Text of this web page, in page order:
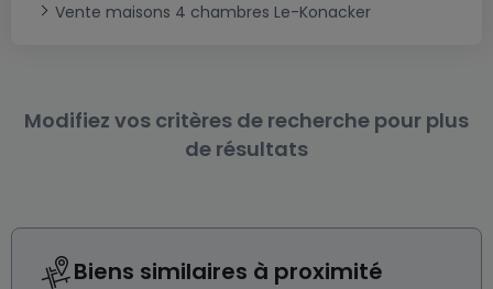
Vente maisons 4 chambres Le-Konacker
Modifiez vos critères de recherche pour plus
de résultats
Biens similaires à proximité